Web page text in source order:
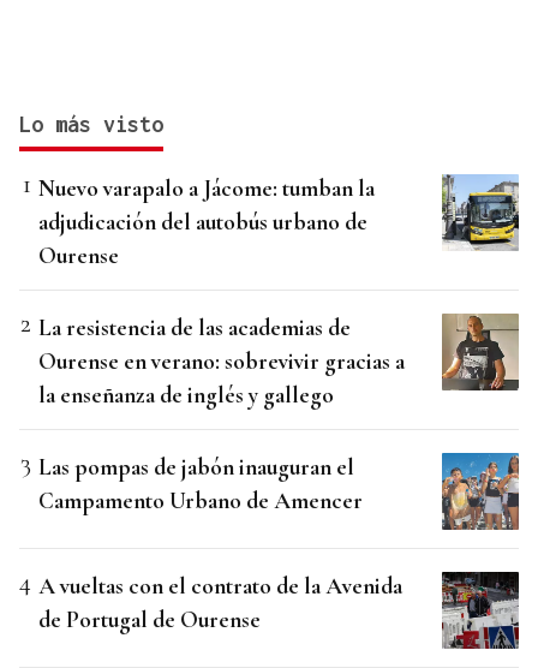
Lo más visto
Nuevo varapalo a Jácome: tumban la
adjudicación del autobús urbano de
Ourense
La resistencia de las academias de
Ourense en verano: sobrevivir gracias a
la enseñanza de inglés y gallego
Las pompas de jabón inauguran el
Campamento Urbano de Amencer
A vueltas con el contrato de la Avenida
de Portugal de Ourense